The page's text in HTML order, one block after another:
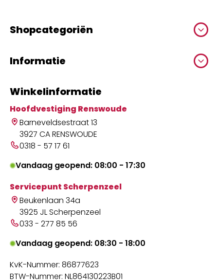
Shopcategoriën
Informatie
Winkelinformatie
Hoofdvestiging Renswoude
Barneveldsestraat 13
3927 CA RENSWOUDE
0318 - 57 17 61
Vandaag geopend: 08:00 - 17:30
Servicepunt Scherpenzeel
Beukenlaan 34a
3925 JL Scherpenzeel
033 - 277 85 56
Vandaag geopend: 08:30 - 18:00
KvK-Nummer: 86877623
BTW-Nummer: NL864130223B01